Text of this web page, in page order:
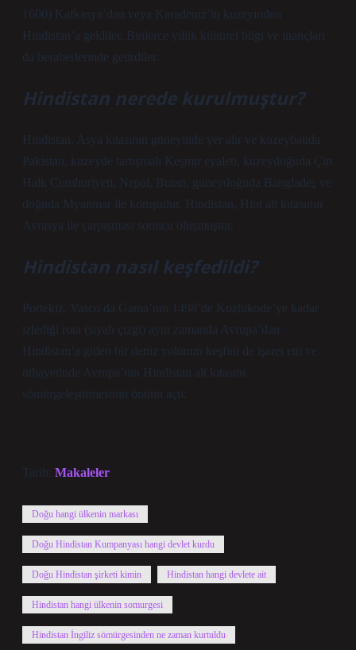
1600) Kafkasya’dan veya Karadeniz’in kuzeyinden
Hindistan’a geldiler. Binlerce yıllık kültürel bilgi ve inançları
da beraberlerinde getirdiler.
Hindistan nerede kurulmuştur?
Hindistan, Asya kıtasının güneyinde yer alır ve kuzeybatıda
Pakistan, kuzeyde tartışmalı Keşmir eyaleti, kuzeydoğuda Çin
Halk Cumhuriyeti, Nepal, Butan, güneydoğuda Bangladeş ve
doğuda Myanmar ile komşudur. Hindistan, Hint alt kıtasının
Avrasya ile çarpışması sonucu oluşmuştur.
Hindistan nasıl keşfedildi?
Portekiz. Vasco da Gama’nın 1498’de Kozhikode’ye kadar
izlediği rota (siyah çizgi) aynı zamanda Avrupa’dan
Hindistan’a giden bir deniz yolunun keşfini de işaret etti ve
nihayetinde Avrupa’nın Hindistan alt kıtasını
sömürgeleştirmesinin önünü açtı.
Tarih: Makaleler
Doğu hangi ülkenin markası
Doğu Hindistan Kumpanyası hangi devlet kurdu
Doğu Hindistan şirketi kimin Hindistan hangi devlete ait
Hindistan hangi ülkenin somurgesi
Hindistan İngiliz sömürgesinden ne zaman kurtuldu